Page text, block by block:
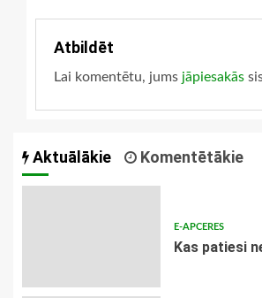
Atbildēt
Lai komentētu, jums jāpiesakās
Aktuālākie Komentētākie
E-APCERES
​Kas patiesi